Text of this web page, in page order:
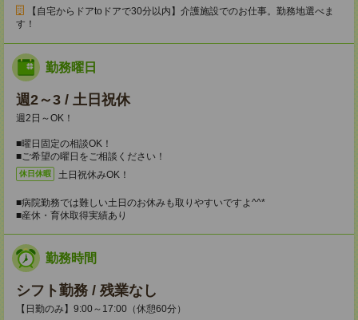
【自宅からドアtoドアで30分以内】介護施設でのお仕事。勤務地選べま
す！
勤務曜日
週2～3 / 土日祝休
週2日～OK！
■曜日固定の相談OK！
■ご希望の曜日をご相談ください！
休日休暇 土日祝休みOK！
■病院勤務では難しい土日のお休みも取りやすいですよ^^*
■産休・育休取得実績あり
勤務時間
シフト勤務 / 残業なし
【日勤のみ】9:00～17:00（休憩60分）